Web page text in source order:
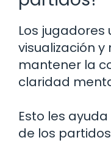
Los jugadores
visualización
mantener la
claridad
Esto les
de los